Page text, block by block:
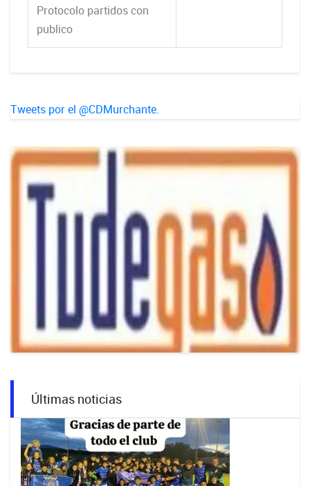
Protocolo partidos con
publico
Tweets por el @CDMurchante.
Últimas noticias